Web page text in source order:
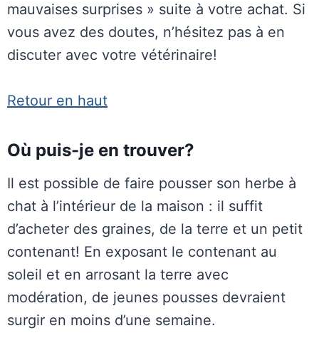
mauvaises surprises » suite à votre achat. Si
vous avez des doutes, n’hésitez pas à en
discuter avec votre vétérinaire!
Retour en haut
Où puis-je en trouver?
Il est possible de faire pousser son herbe à
chat à l’intérieur de la maison : il suffit
d’acheter des graines, de la terre et un petit
contenant! En exposant le contenant au
soleil et en arrosant la terre avec
modération, de jeunes pousses devraient
surgir en moins d’une semaine.